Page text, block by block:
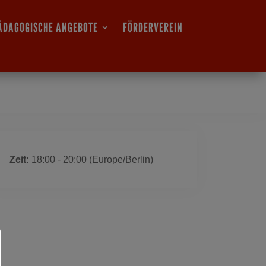
ANGEBOTE FÖRDERVEREIN
Zeit: 18:00 - 20:00 (Europe/Berlin)